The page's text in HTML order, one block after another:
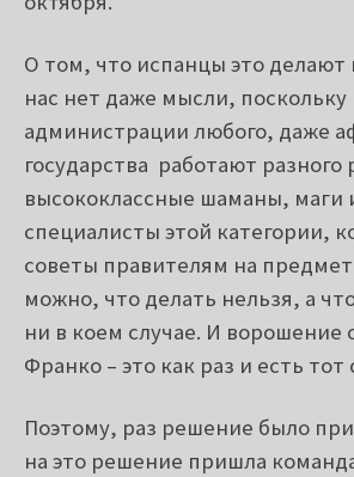
О том, что испанцы это делают
нас нет даже мысли, поскольку
администрации любого, даже
государства работают разного
высококлассные шаманы, маги
специалисты этой категории,
советы правителям на
можно, что делать нельзя, а
ни в коем случае. И ворошение
Франко – это как раз и есть
Поэтому, раз решение было
на это решение пришла